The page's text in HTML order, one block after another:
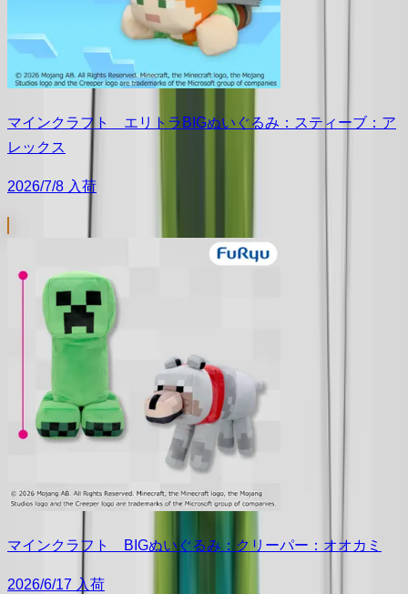
マインクラフト エリトラBIGぬいぐるみ：スティーブ：ア
レックス
2026/7/8 入荷
マインクラフト BIGぬいぐるみ：クリーパー：オオカミ
2026/6/17 入荷